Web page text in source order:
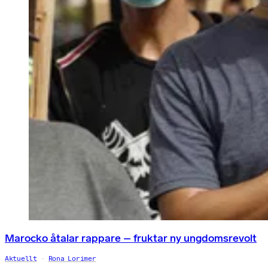
Marocko åtalar rappare – fruktar ny ungdomsrevolt
Aktuellt Rona Lorimer